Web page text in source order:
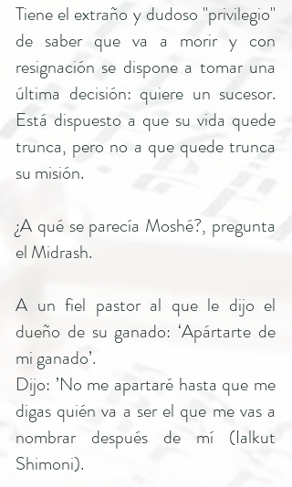
Tiene el extraño y dudoso "privilegio"
de saber que va a morir y con
resignación se dispone a tomar una
última decisión: quiere un sucesor.
Está dispuesto a que su vida quede
trunca, pero no a que quede trunca
su misión.
¿A qué se parecía Moshé?, pregunta
el Midrash.
A un fiel pastor al que le dijo el
dueño de su ganado: ‘Apártarte de
mi ganado’.
Dijo: ’No me apartaré hasta que me
digas quién va a ser el que me vas a
nombrar después de mí (Ialkut
Shimoni).